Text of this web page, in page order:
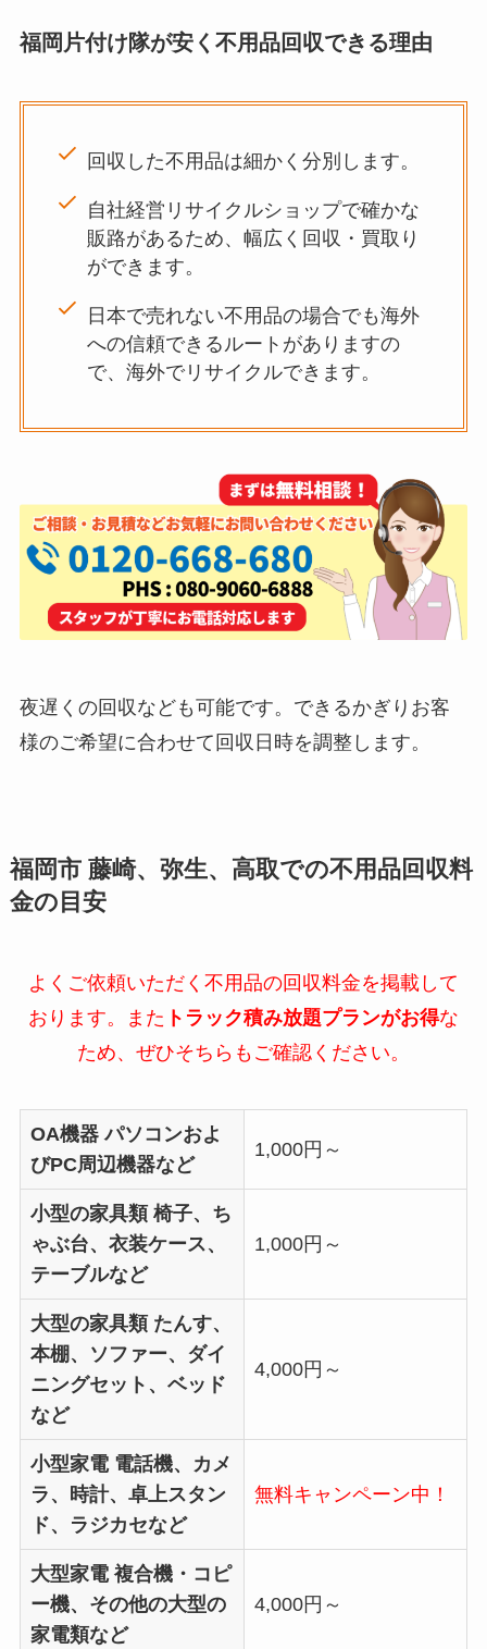
福岡片付け隊が安く不用品回収できる理由
回収した不用品は細かく分別します。
自社経営リサイクルショップで確かな
販路があるため、幅広く回収・買取り
ができます。
日本で売れない不用品の場合でも海外
への信頼できるルートがありますの
で、海外でリサイクルできます。
夜遅くの回収なども可能です。できるかぎりお客
様のご希望に合わせて回収日時を調整します。
福岡市 藤崎、弥生、高取での不用品回収料
金の目安
よくご依頼いただく不用品の回収料金を掲載して
おります。また トラック積み放題プランがお得な
ため、ぜひそちらもご確認ください。
OA機器パソコンおよ
びPC周辺機器など
1,000円～
小型の家具類椅子、ち
ゃぶ台、衣装ケース、
テーブルなど
1,000円～
大型の家具類たんす、
本棚、ソファー、ダイ
ニングセット、ベッド
など
4,000円～
小型家電電話機、カメ
ラ、時計、卓上スタン
ド、ラジカセなど
無料キャンペーン中！
大型家電複合機・コピ
ー機、その他の大型の
家電類など
4,000円～